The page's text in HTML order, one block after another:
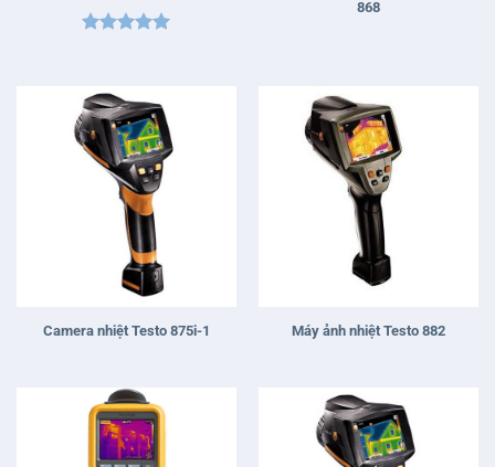
868
Camera nhiệt Testo 875i-1 Máy ảnh nhiệt Testo 882